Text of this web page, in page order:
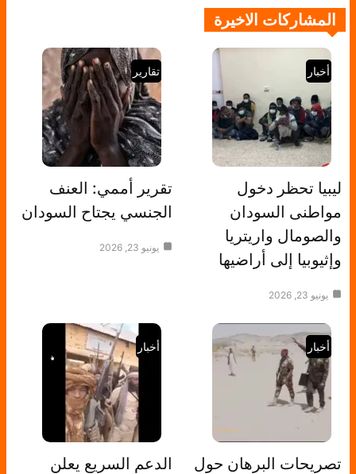
المشاركات الاخيرة
أخبار
ليبيا تحظر دخول
مواطنى السودان
والصومال واريتريا
وإثيوبيا إلى أراضيها
يونيو 23, 2026
تقارير
تقرير أممي: العنف
الجنسي يجتاح السودان
يونيو 23, 2026
أخبار
تصريحات البرهان حول
أخبار
الدعم السريع يعلن